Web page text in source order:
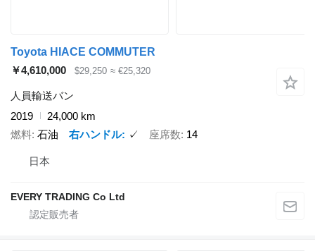
Toyota HIACE COMMUTER
￥4,610,000
$29,250 ≈ €25,320
人員輸送バン
2019
24,000 km
燃料 石油 右ハンドル ✓ 座席数 14
日本
EVERY TRADING Co Ltd